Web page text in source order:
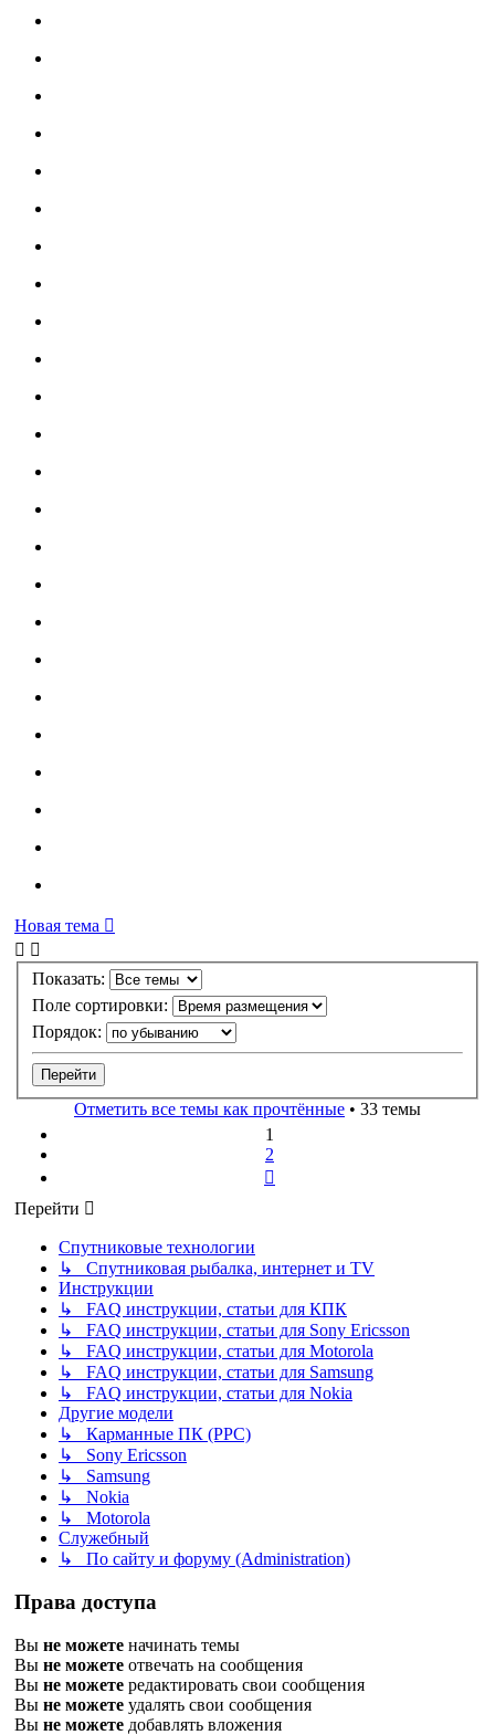
Новая тема
Показать:
Поле сортировки:
Порядок:
Отметить все темы как прочтённые • 33 темы
1
2
Перейти
Спутниковые технологии
↳ Спутниковая рыбалка, интернет и TV
Инструкции
↳ FAQ инструкции, статьи для КПК
↳ FAQ инструкции, статьи для Sony Ericsson
↳ FAQ инструкции, статьи для Motorola
↳ FAQ инструкции, статьи для Samsung
↳ FAQ инструкции, статьи для Nokia
Другие модели
↳ Карманные ПК (PPC)
↳ Sony Ericsson
↳ Samsung
↳ Nokia
↳ Motorola
Служебный
↳ По сайту и форуму (Administration)
Права доступа
Вы не можете начинать темы
Вы не можете отвечать на сообщения
Вы не можете редактировать свои сообщения
Вы не можете удалять свои сообщения
Вы не можете добавлять вложения